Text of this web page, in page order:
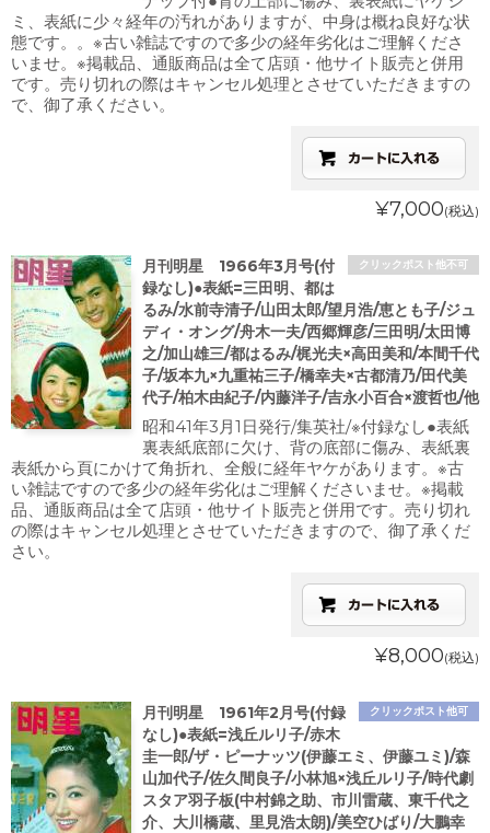
ミ、表紙に少々経年の汚れがありますが、中身は概ね良好な状
態です。。※古い雑誌ですので多少の経年劣化はご理解くださ
いませ。※掲載品、通販商品は全て店頭・他サイト販売と併用
です。売り切れの際はキャンセル処理とさせていただきますの
で、御了承ください。
¥7,000(税込)
クリックポスト他不可
月刊明星 1966年3月号(付
録なし)●表紙=三田明、都は
るみ/水前寺清子/山田太郎/望月浩/恵とも子/ジュ
ディ・オング/舟木一夫/西郷輝彦/三田明/太田博
之/加山雄三/都はるみ/梶光夫×高田美和/本間千代
子/坂本九×九重祐三子/橋幸夫×古都清乃/田代美
代子/柏木由紀子/内藤洋子/吉永小百合×渡哲也/他
昭和41年3月1日発行/集英社/※付録なし●表紙
裏表紙底部に欠け、背の底部に傷み、表紙裏
表紙から頁にかけて角折れ、全般に経年ヤケがあります。※古
い雑誌ですので多少の経年劣化はご理解くださいませ。※掲載
品、通販商品は全て店頭・他サイト販売と併用です。売り切れ
の際はキャンセル処理とさせていただきますので、御了承くだ
さい。
¥8,000(税込)
クリックポスト他可
月刊明星 1961年2月号(付録
なし)●表紙=浅丘ルリ子/赤木
圭一郎/ザ・ピーナッツ(伊藤エミ、伊藤ユミ)/森
山加代子/佐久間良子/小林旭×浅丘ルリ子/時代劇
スタア羽子板(中村錦之助、市川雷蔵、東千代之
介、大川橋蔵、里見浩太朗)/美空ひばり/大鵬幸